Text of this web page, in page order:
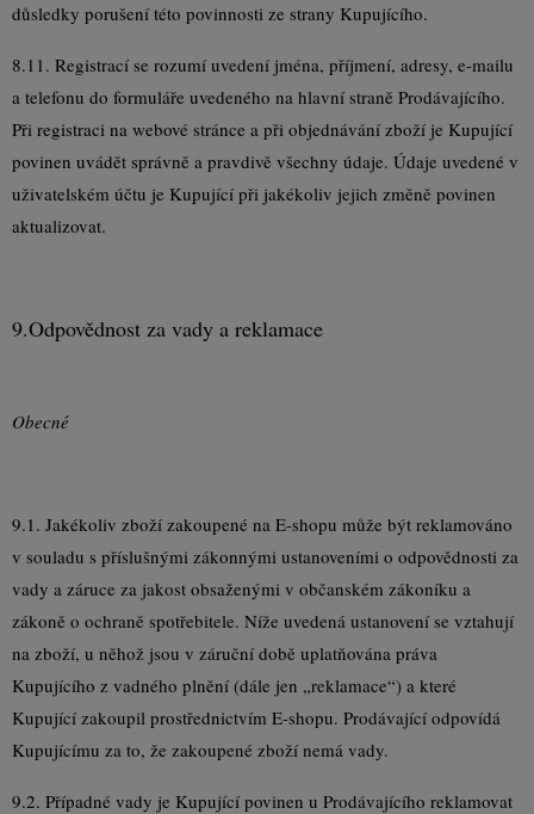
důsledky porušení této povinnosti ze strany Kupujícího.
8.11. Registrací se rozumí uvedení jména, příjmení, adresy, e-mailu
a telefonu do formuláře uvedeného na hlavní straně Prodávajícího.
Při registraci na webové stránce a při objednávání zboží je Kupující
povinen uvádět správně a pravdivě všechny údaje. Údaje uvedené v
uživatelském účtu je Kupující při jakékoliv jejich změně povinen
aktualizovat.
9.Odpovědnost za vady a reklamace
Obecné
9.1. Jakékoliv zboží zakoupené na E-shopu může být reklamováno
v souladu s příslušnými zákonnými ustanoveními o odpovědnosti za
vady a záruce za jakost obsaženými v občanském zákoníku a
zákoně o ochraně spotřebitele. Níže uvedená ustanovení se vztahují
na zboží, u něhož jsou v záruční době uplatňována práva
Kupujícího z vadného plnění (dále jen „reklamace“) a které
Kupující zakoupil prostřednictvím E-shopu. Prodávající odpovídá
Kupujícímu za to, že zakoupené zboží nemá vady.
9.2. Případné vady je Kupující povinen u Prodávajícího reklamovat